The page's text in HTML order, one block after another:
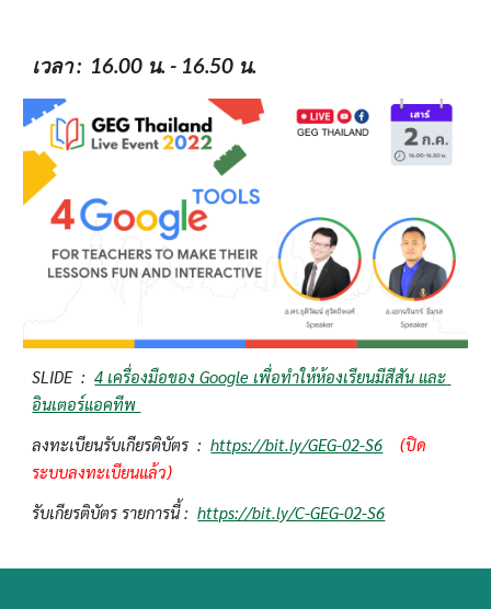
เวลา :  16.00 น. - 16.50 น.
SLIDE  : 4 เครื่องมือของ Google เพื่อทำให้ห้องเรียนมีสีสัน และ
อินเตอร์แอคทีพ
ลงทะเบียนรับเกียรติบัตร  : https://bit.ly/GEG-02-S6
(ปิด
ระบบลงทะเบียนแล้ว)
รับเกียรติบัตร รายการนี้ : https://bit.ly/C-GEG-02-S6